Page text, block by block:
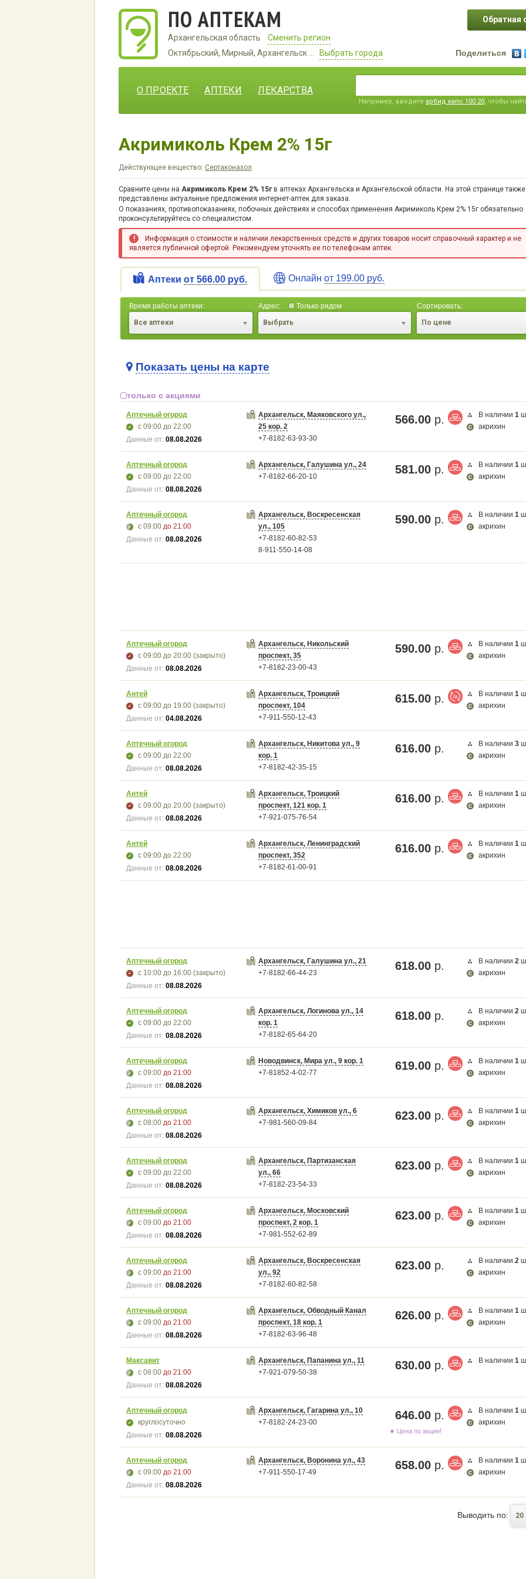
ПО АПТЕКАМ
Архангельская область
Сменить регион
Октябрьский, Мирный, Архангельск ...
Выбрать города
Обратная
Поделиться
О ПРОЕКТЕ АПТЕКИ ЛЕКАРСТВА
Например, введите арбид капс 100 20, чтобы
Акримиколь Крем 2% 15г
Действующее вещество: Сертаконазол
Сравните цены на Акримиколь Крем 2% 15гв аптеках Архангельска и Архангельской области. На этой странице также
представлены актуальные предложения интернет-аптек для заказа.
О показаниях, противопоказаниях, побочных действиях и способах применения Акримиколь Крем 2% 15г обязательно
проконсультируйтесь со специалистом.
Информация о стоимости и наличии лекарственных средств и других товаров носит справочный характер и не
является публичной офертой. Рекомендуем уточнять ее по телефонам аптек.
Аптеки от 566.00 руб. Онлайн от 199.00 руб.
Время работы аптеки:
Все аптеки
Адрес:
Только рядом
Выбрать
Сортировать:
По цене
Карта загружается...
Показать цены на карте
только с акциями
Аптечный огород
с 09:00до 22:00
Данные от: 08.08.2026
Архангельск, Маяковского ул.,
25 кор. 2
+7-8182-63-93-30
566.00 р. В наличии1
акрихин
Аптечный огород
с 09:00до 22:00
Данные от: 08.08.2026
Архангельск, Галушина ул., 24
+7-8182-66-20-10
581.00 р. В наличии1
акрихин
Аптечный огород
с 09:00до 21:00
Данные от: 08.08.2026
Архангельск, Воскресенская
ул., 105
+7-8182-60-82-53
8-911-550-14-08
590.00 р. В наличии1
акрихин
Аптечный огород
с 09:00до 20:00(закрыто)
Данные от: 08.08.2026
Архангельск, Никольский
проспект, 35
+7-8182-23-00-43
590.00 р. В наличии1
акрихин
Антей
с 09:00до 19:00(закрыто)
Данные от: 04.08.2026
Архангельск, Троицкий
проспект, 104
+7-911-550-12-43
615.00 р. В наличии1
акрихин
Аптечный огород
с 09:00до 22:00
Данные от: 08.08.2026
Архангельск, Никитова ул., 9
кор. 1
+7-8182-42-35-15
616.00 р. В наличии3
акрихин
Антей
с 09:00до 20:00(закрыто)
Данные от: 08.08.2026
Архангельск, Троицкий
проспект, 121 кор. 1
+7-921-075-76-54
616.00 р. В наличии1
акрихин
Антей
с 09:00до 22:00
Данные от: 08.08.2026
Архангельск, Ленинградский
проспект, 352
+7-8182-61-00-91
616.00 р. В наличии1
акрихин
Аптечный огород
с 10:00до 16:00(закрыто)
Данные от: 08.08.2026
Архангельск, Галушина ул., 21
+7-8182-66-44-23
618.00 р. В наличии2
акрихин
Аптечный огород
с 09:00до 22:00
Данные от: 08.08.2026
Архангельск, Логинова ул., 14
кор. 1
+7-8182-65-64-20
618.00 р. В наличии2
акрихин
Аптечный огород
с 09:00до 21:00
Данные от: 08.08.2026
Новодвинск, Мира ул., 9 кор. 1
+7-81852-4-02-77
619.00 р. В наличии1
акрихин
Аптечный огород
с 08:00до 21:00
Данные от: 08.08.2026
Архангельск, Химиков ул., 6
+7-981-560-09-84
623.00 р. В наличии1
акрихин
Аптечный огород
с 09:00до 22:00
Данные от: 08.08.2026
Архангельск, Партизанская
ул., 66
+7-8182-23-54-33
623.00 р. В наличии1
акрихин
Аптечный огород
с 09:00до 21:00
Данные от: 08.08.2026
Архангельск, Московский
проспект, 2 кор. 1
+7-981-552-62-89
623.00 р. В наличии1
акрихин
Аптечный огород
с 09:00до 21:00
Данные от: 08.08.2026
Архангельск, Воскресенская
ул., 92
+7-8182-60-82-58
623.00 р. В наличии2
акрихин
Аптечный огород
с 09:00до 21:00
Данные от: 08.08.2026
Архангельск, Обводный Канал
проспект, 18 кор. 1
+7-8182-63-96-48
626.00 р. В наличии1
акрихин
Максавит
с 08:00до 21:00
Данные от: 08.08.2026
Архангельск, Папанина ул., 11
+7-921-079-50-38
630.00 р. В наличии1
Аптечный огород
круглосуточно
Данные от: 08.08.2026
Архангельск, Гагарина ул., 10
+7-8182-24-23-00
646.00 р. В наличии1
акрихин
★ Цена по акции!
Аптечный огород
с 09:00до 21:00
Данные от: 08.08.2026
Архангельск, Воронина ул., 43
+7-911-550-17-49
658.00 р. В наличии1
акрихин
Выводить по: 20